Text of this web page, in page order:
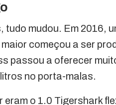
tudo mudou. Em 2016,
começou a ser
passou a oferecer
no porta-malas.
eram o 1.0 Tigershark